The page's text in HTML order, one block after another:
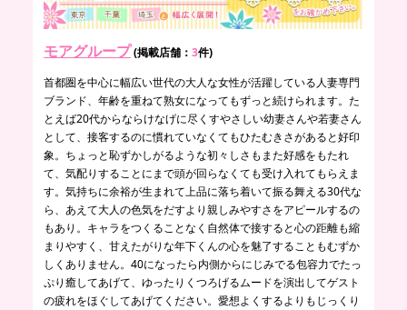
モアグループ(掲載店舗： 3件)
首都圏を中心に幅広い世代の大人な女性が活躍している人妻専門
ブランド、年齢を重ねて熟女になってもずっと続けられます。た
とえば20代からならけなげに尽くすやさしい幼妻さんや若妻さん
として、接客するのに慣れていなくてもひたむきさがあると好印
象。ちょっと恥ずかしがるような初々しさもまた好感をもたれ
て、気配りすることにまで頭が回らなくても受け入れてもらえま
す。気持ちに余裕が生まれて上品に落ち着いて振る舞える30代な
ら、あえて大人の色気をだすより親しみやすさをアピールするの
もあり。キャラをつくることなく自然体で接すると心の距離も縮
まりやすく、甘えたがりな年下くんの心を魅了することもむずか
しくありません。40になったら内側からにじみでる包容力でたっ
ぷり癒してあげて、ゆったりくつろげるムードを演出してゲスト
の疲れをほぐしてあげてください。愛想よくするよりもじっくり